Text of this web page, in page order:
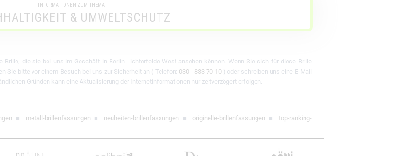
INFORMATIONEN ZUM THEMA
& UMWELTSCHUTZ
Brille, die sie bei uns im Geschäft in Berlin Lichterfelde-West ansehen können. Wenn Sie sich für diese Brille
Sie bitte vor einem Besuch bei uns zur Sicherheit an ( Telefon: 030 - 833 70 10 ) oder schreiben uns eine E-Mail
Gründen kann eine Aktualisierung der Internetinformationen nur zeitverzögert erfolgen.
■ metall-brillenfassungen ■ neuheiten-brillenfassungen ■ originelle-brillenfassungen ■ top-ranking-